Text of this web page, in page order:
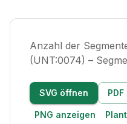
Anzahl der
(UNT:0074) –
SVG öffnen
PNG anzeigen